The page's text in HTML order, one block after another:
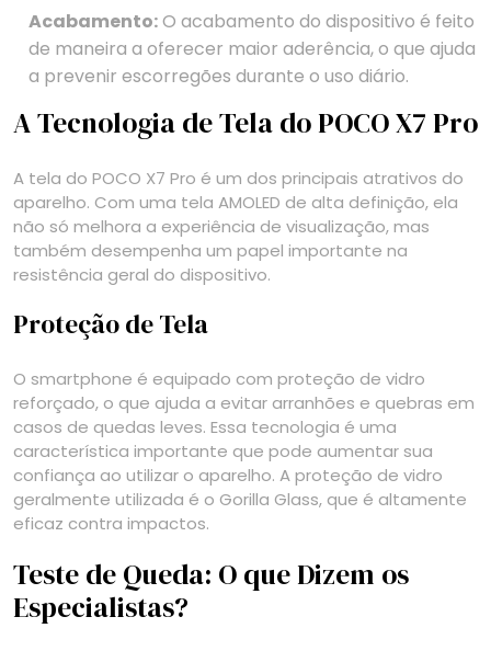
Acabamento:O acabamento do dispositivo é feito
de maneira a oferecer maior aderência, o que ajuda
a prevenir escorregões durante o uso diário.
A Tecnologia de Tela do POCO X7 Pro
A tela do POCO X7 Pro é um dos principais atrativos do
aparelho. Com uma tela AMOLED de alta definição, ela
não só melhora a experiência de visualização, mas
também desempenha um papel importante na
resistência geral do dispositivo.
Proteção de Tela
O smartphone é equipado com proteção de vidro
reforçado, o que ajuda a evitar arranhões e quebras em
casos de quedas leves. Essa tecnologia é uma
característica importante que pode aumentar sua
confiança ao utilizar o aparelho. A proteção de vidro
geralmente utilizada é o Gorilla Glass, que é altamente
eficaz contra impactos.
Teste de Queda: O que Dizem os
Especialistas?